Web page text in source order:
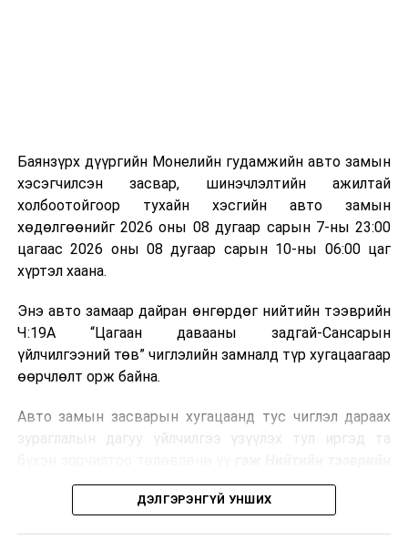
болон дулааны эрчим хүч үйлдвэрлэхэд ашиглаж
болдог. Зарим технологийн хувьд шаталтын дараа
үлдэх үнснээс фосфор зэрэг ашигт эрдсийг сэргээн
авах боломжтой аж.
Япон, Герман, Швейцар, Нидерланд, Өмнөд Солонгос
зэрэг улс лаг хатаах, шатаах технологийг ашиглаж
байна. Тухайлбал, Германд лаг шатаах үйлдвэрээс
гарсан үнснээс фосфор сэргээн авах технологи
ашигладаг бол Нидерландад төвлөрсөн лаг
боловсруулах үйлдвэрүүдээр дулаан, цахилгаан
Ийнхүү лаг хатаах, шатаах технологийг лагийн
улсад өргөн ашиглаж байна.
Баянзүрх дүүргийн Монелийн гудамжийн авто замын
хэсэгчилсэн засвар, шинэчлэлтийн ажилтай
холбоотойгоор тухайн хэсгийн авто замын
хөдөлгөөнийг 2026 оны 08 дугаар сарын 7-ны 23:00
цагаас 2026 оны 08 дугаар сарын 10-ны 06:00 цаг
хүртэл хаана.
Энэ авто замаар дайран өнгөрдөг нийтийн тээврийн
Ч:19А “Цагаан давааны задгай-Сансарын
үйлчилгээний төв” чиглэлийн замналд түр хугацаагаар
өөрчлөлт орж байна.
Авто замын засварын хугацаанд тус чиглэл дараах
зураглалын дагуу үйлчилгээ үзүүлэх тул иргэд та
бодлогын газраас мэдээллээ.
ДЭЛГЭРЭНГҮЙ УНШИХ